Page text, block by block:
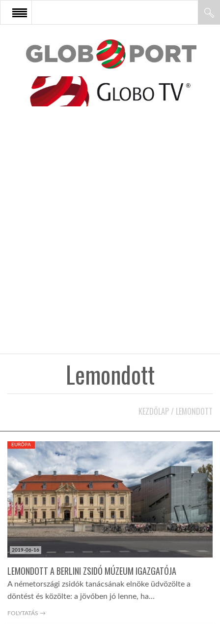
FŐOLDAL
AFRIKA
HÍR3D
TROPICALMAGAZIN
GLOBOTV
AFRIKA TUDÁSTÁR
A NAP SZÉPE
LINKTR.EE
Lemondott
KEZDŐLAP / LEMONDOTT
2019-06-16
EURÓPA
LEMONDOTT A BERLINI ZSIDÓ MÚZEUM IGAZGATÓJA
A németországi zsidók tanácsának elnöke üdvözölte a
döntést és közölte: a jövőben jó lenne, ha…
FOLYTATÁS →